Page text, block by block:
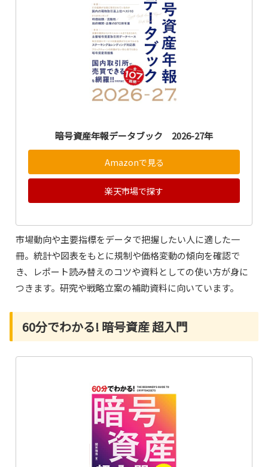
暗号資産年報データブック 2026-27年
Amazonで見る
楽天市場で探す
市場動向や主要指標をデータで把握したい人に適した一
冊。統計や図表をもとに規制や価格変動の傾向を確認で
き、レポート読み替えのコツや資料としての使い方が身に
つきます。研究や戦略立案の補助資料に向いています。
60分でわかる! 暗号資産 超入門